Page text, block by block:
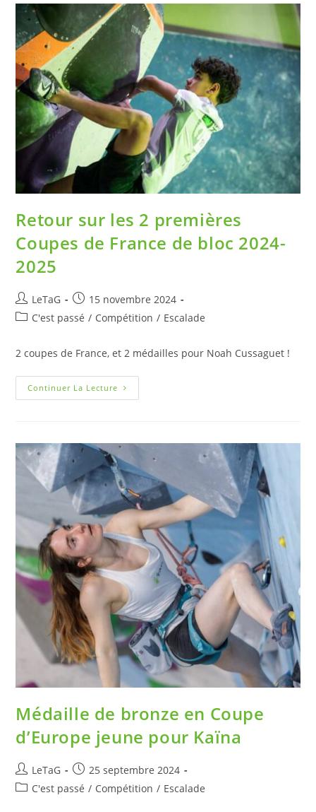
Retour sur les 2 premières
Coupes de France de bloc 2024-
2025
LeTaG
15 novembre 2024
C'est passé / Compétition / Escalade
2 coupes de France, et 2 médailles pour Noah Cussaguet !
Continuer La Lecture
Médaille de bronze en Coupe
d’Europe jeune pour Kaïna
LeTaG
25 septembre 2024
C'est passé / Compétition / Escalade